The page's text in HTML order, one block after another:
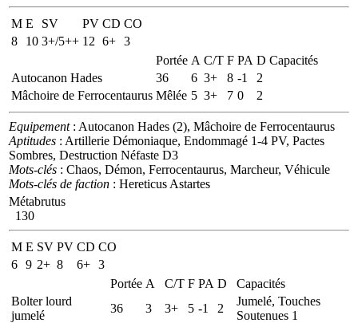
M E SV PV CD CO
8
10 3+/5++ 12 6+ 3
Portée A C/T F PA D Capacités
Autocanon Hades
36 6 3+ 8 -1
2
Mâchoire de Ferrocentaurus Mêlée 5 3+ 7 0 2
Equipement: Autocanon Hades (2), Mâchoire de Ferrocentaurus
Aptitudes : Artillerie Démoniaque, Endommagé 1-4 PV, Pactes
Sombres, Destruction Néfaste D3
Mots-clés : Chaos, Démon, Ferrocentaurus, Marcheur, Véhicule
Mots-clés de faction : Hereticus Astartes
Métabrutus
130
M E SV PV CD CO
6 9 2+ 8 6+ 3
Portée A C/T F PA D
Capacités
Bolter lourd
jumelé
36 3 3+ 5 -1 2
Jumelé, Touches
Soutenues 1